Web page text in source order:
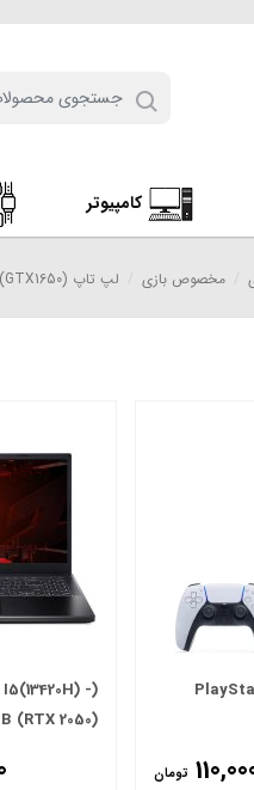
کامپیوتر
مخصوص بازی لپ تاپ HP VICTUS CORE I5 (12450H)_8G_512SSD_4G (GTX1650)
تومان
-
(RTX 2050)